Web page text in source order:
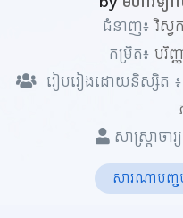
ជំនាញ៖វិស្វ
កម្រិត៖ បរិញ្
រៀបរៀងដោយនិស្សិត ៖
សាស្ត្រាចា
សារណាបញ្ចប់